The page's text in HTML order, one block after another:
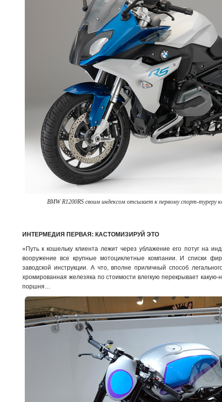
BMW R1200RS своим индексом отсылает к первому спорт-туреру
ИНТЕРМЕДИЯ ПЕРВАЯ: КАСТОМИЗИРУЙ ЭТО
«Путь к кошельку клиента лежит через ублажение его потуг на
вооружение все крупные мотоциклетные компании. И списки
заводской инструкции. А что, вполне приличный способ
хромированная железяка по стоимости влегкую перекрывает какую-
поршня…